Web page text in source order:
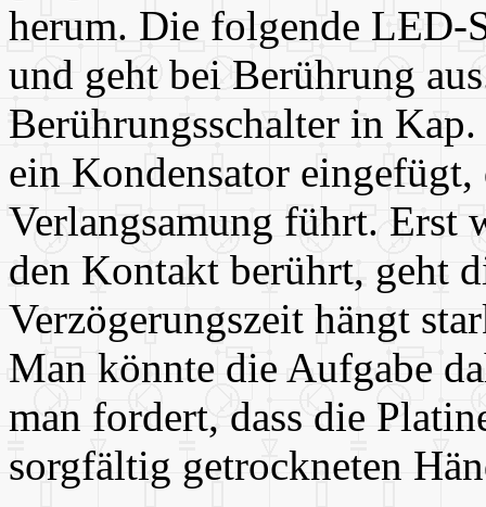
herum. Die folgende LED-
und geht bei Berührung
Berührungsschalter in
ein Kondensator eingefügt,
Verlangsamung führt. Erst
den Kontakt berührt, geht
Verzögerungszeit hängt
Man könnte die Aufgabe
man fordert, dass die
sorgfältig getrockneten